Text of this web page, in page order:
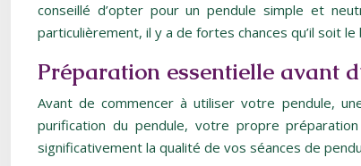
conseillé d’opter pour un pendule simple et
particulièrement, il y a de fortes chances qu’il soit le
Préparation essentielle avant
Avant de commencer à utiliser votre pendule,
purification du pendule, votre propre
significativement la qualité de vos séances de